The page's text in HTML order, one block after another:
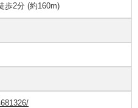
歩2分 (約160m)